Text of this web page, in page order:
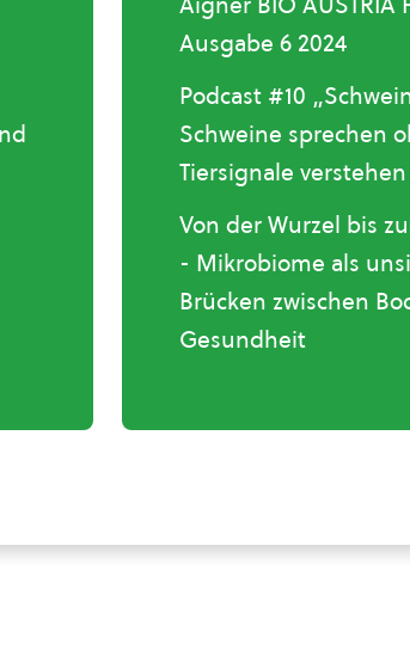
Ausgabe 6 2024
Podcast #10
Schweine sprechen
Tiersignale verstehen
Von der Wurzel bis
- Mikrobiome als
Brücken zwischen
Gesundheit